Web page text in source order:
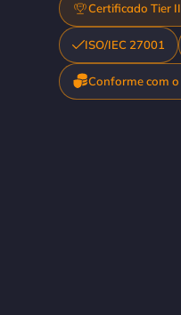
Certificado Tier
ISO/IEC 27001
Conforme com o